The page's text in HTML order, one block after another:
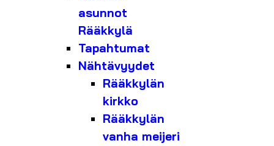
asunnot
Rääkkylä
Tapahtumat
Nähtävyydet
Rääkkylän
kirkko
Rääkkylän
vanha meijeri